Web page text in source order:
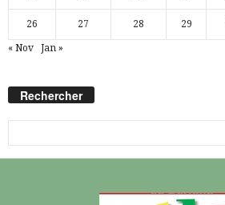
26 27 28 29
« Nov Jan »
Rechercher